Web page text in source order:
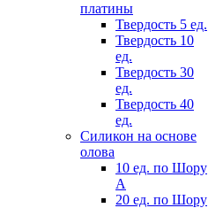
платины
Твердость 5 ед.
Твердость 10
ед.
Твердость 30
ед.
Твердость 40
ед.
Силикон на основе
олова
10 ед. по Шору
А
20 ед. по Шору